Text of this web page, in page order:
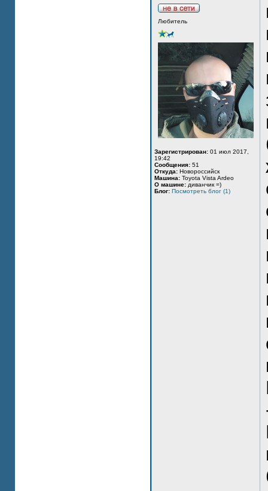
Любитель
Зарегистрирован: 01 июл 2017,
19:42
Сообщения: 51
Откуда: Новороссийск
Машина: Toyota Vista Ardeo
О машине: диванчик =)
Блог: Посмотреть блог (1)